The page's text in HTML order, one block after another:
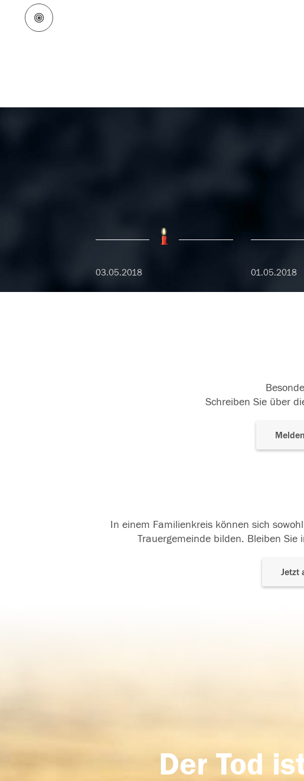
03.05.2018 01.05.2018
Schreiben Sie über
In einem Familienkreis können sich
Trauergemeinde bilden. Bleiben
Jetzt
Der Tod